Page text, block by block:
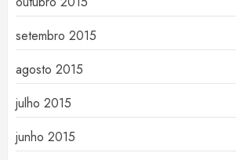
setembro 2015
agosto 2015
julho 2015
junho 2015